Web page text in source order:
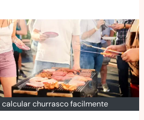
calcular churrasco facilmente